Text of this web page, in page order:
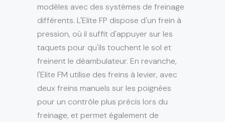
modèles avec des systèmes de freinage
différents. L'Elite FP dispose d'un frein à
pression, où il suffit d'appuyer sur les
taquets pour qu'ils touchent le sol et
freinent le déambulateur. En revanche,
l'Elite FM utilise des freins à levier, avec
deux freins manuels sur les poignées
pour un contrôle plus précis lors du
freinage, et permet également de